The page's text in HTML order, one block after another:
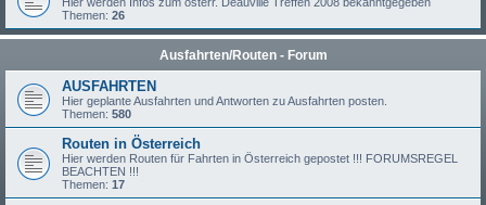
Themen: 26
Ausfahrten/Routen - Forum
AUSFAHRTEN
Hier geplante Ausfahrten und Antworten zu Ausfahrten posten.
Themen: 580
Routen in Österreich
Hier werden Routen für Fahrten in Österreich gepostet !!! FORUMSREGEL
BEACHTEN !!!
Themen: 17